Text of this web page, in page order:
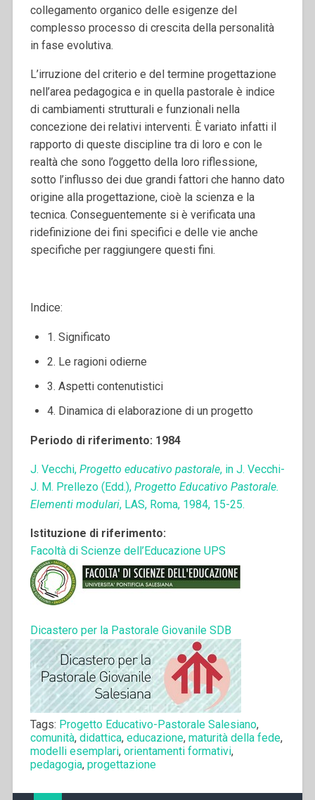
collegamento organico delle esigenze del
complesso processo di crescita della personalità
in fase evolutiva.
L’irruzione del criterio e del termine progettazione
nell’area pedagogica e in quella pastorale è indice
di cambiamenti strutturali e funzionali nella
concezione dei relativi interventi. È variato infatti il
rapporto di queste discipline tra di loro e con le
realtà che sono l’oggetto della loro riflessione,
sotto l’influsso dei due grandi fattori che hanno dato
origine alla progettazione, cioè la scienza e la
tecnica. Conseguentemente si è verificata una
ridefinizione dei fini specifici e delle vie anche
specifiche per raggiungere questi fini.
Indice:
1. Significato
2. Le ragioni odierne
3. Aspetti contenutistici
4. Dinamica di elaborazione di un progetto
Periodo di riferimento: 1984
J. Vecchi, Progetto educativo pastorale, in J. Vecchi-
J. M. Prellezo (Edd.), Progetto Educativo Pastorale.
Elementi modulari, LAS, Roma, 1984, 15-25.
Istituzione di riferimento:
Facoltà di Scienze dell’Educazione UPS
Dicastero per la Pastorale Giovanile SDB
Tags: Progetto Educativo-Pastorale Salesiano,
comunità, didattica, educazione, maturità della fede,
modelli esemplari, orientamenti formativi,
pedagogia, progettazione